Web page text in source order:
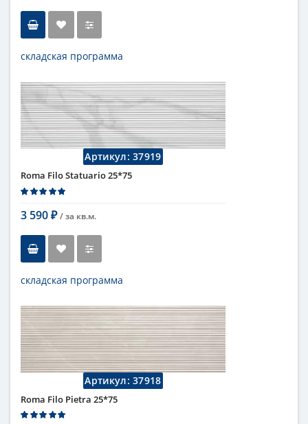
складская программа
настенная плитка
Длина
75 см
Высота
25 см
Цвет
бежевый,светлый
Страна
Италия
Поверхность
матовая
Коллекция
Fap Ceramiche
Артикул:37919
Roma Filo Statuario 25*75
3 590 ₽ / за кв.м.
складская программа
Длина
75 см
Высота
25 см
Рисунок
с узорами...
Цвет
серый
Италия
Поверхность
матовая
Коллекция
Артикул:37918
Roma Filo Pietra 25*75